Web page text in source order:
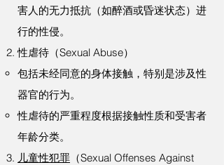
害人的无力抵抗（如醉酒或昏迷状态）进
行的性侵。
性虐待（Sexual Abuse）
包括未经同意的身体接触，特别是涉及性
器官的行为。
性虐待的严重程度根据接触性质和受害者
年龄分类。
儿童性犯罪 （Sexual Offenses Against